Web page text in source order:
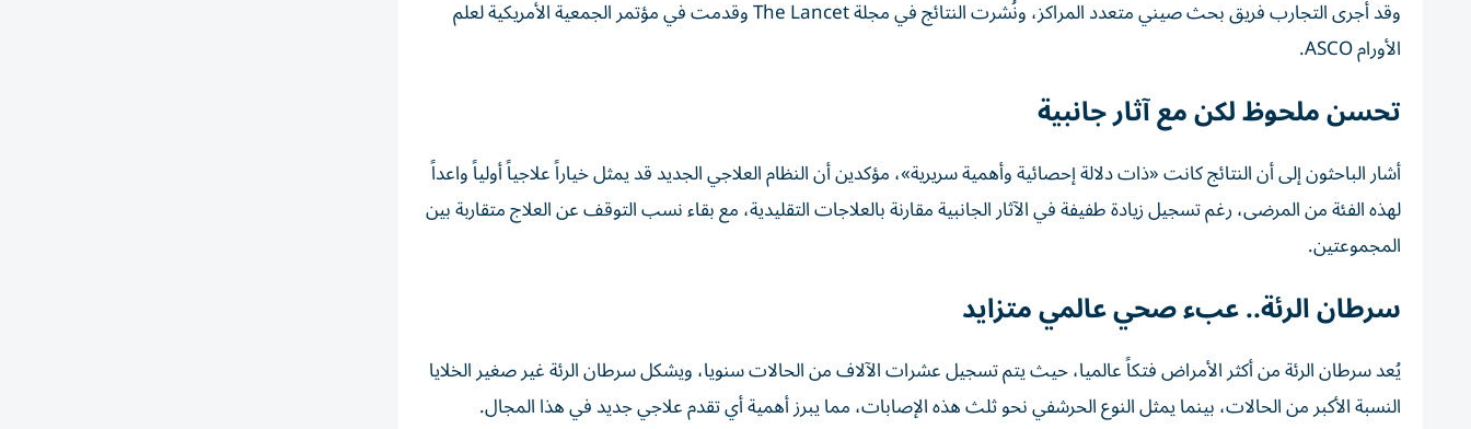
وقد أجرى التجارب فريق بحث صيني متعدد المراكز، ونُشرت النتائج في مجلة The Lancet وقدمت في مؤتمر الجمعية الأمريكية لعلم
الأورام ASCO.
تحسن ملحوظ لكن مع آثار جانبية
أشار الباحثون إلى أن النتائج كانت «ذات دلالة إحصائية وأهمية سريرية»، مؤكدين أن النظام العلاجي الجديد قد يمثل خياراً علاجياً أولياً واعداً
لهذه الفئة من المرضى، رغم تسجيل زيادة طفيفة في الآثار الجانبية مقارنة بالعلاجات التقليدية، مع بقاء نسب التوقف عن العلاج متقاربة بين
المجموعتين.
سرطان الرئة.. عبء صحي عالمي متزايد
يُعد سرطان الرئة من أكثر الأمراض فتكاً عالميا، حيث يتم تسجيل عشرات الآلاف من الحالات سنويا، ويشكل سرطان الرئة غير صغير الخلايا
النسبة الأكبر من الحالات، بينما يمثل النوع الحرشفي نحو ثلث هذه الإصابات، مما يبرز أهمية أي تقدم علاجي جديد في هذا المجال.